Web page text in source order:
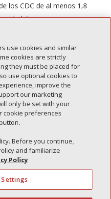
los CDC de al menos 1,8
le rogamos que
durante su cita.
sobre
(844) 785-
use cookies and similar
cookies are strictly
they must be placed for
use optional cookies to
improve the
our marketing
only be set with your
cookie preferences
Before you continue,
and familiarize
Policy
Settings